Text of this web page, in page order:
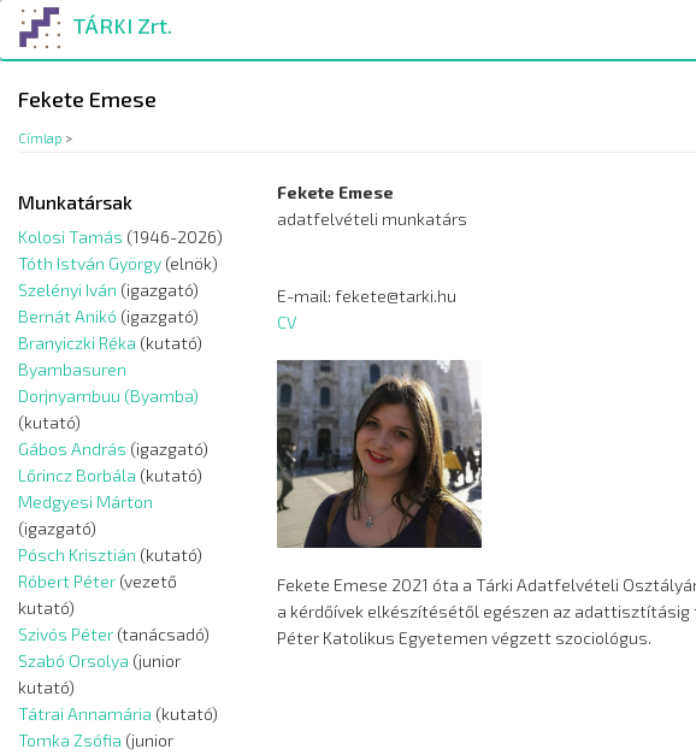
Ugrás
tartalomra
TÁRKI Zrt.
Fekete Emese
Címlap >
Munkatársak
Kolosi Tamás (1946-2026)
Tóth István György (elnök)
Szelényi Iván (igazgató)
Bernát Anikó (igazgató)
Branyiczki Réka (kutató)
Byambasuren
Dorjnyambuu (Byamba)
(kutató)
Gábos András (igazgató)
Lőrincz Borbála (kutató)
Medgyesi Márton
(igazgató)
Pósch Krisztián (kutató)
Róbert Péter (vezető
kutató)
Szivós Péter (tanácsadó)
Szabó Orsolya (junior
kutató)
Tátrai Annamária (kutató)
Tomka Zsófia (junior
Fekete Emese
adatfelvételi munkatárs
E-mail: fekete@tarki.hu
CV
Fekete Emese 2021 óta a Tárki Adatfelvételi
a kérdőívek elkészítésétől egészen az
Péter Katolikus Egyetemen végzett szociológus.